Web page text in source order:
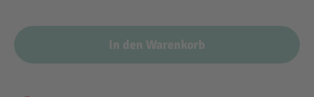
In den Warenkorb